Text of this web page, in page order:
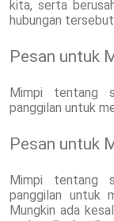
kita, serta
hubungan
Pesan untuk
Mimpi tentang
panggilan untuk
Pesan untuk
Mimpi tentang
panggilan untuk
Mungkin ada